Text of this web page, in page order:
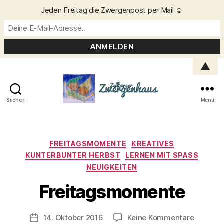
Suchen Menü
Kategorien
FREITAGSMOMENTE
KREATIVES
KUNTERBUNTER HERBST
LERNEN MIT SPASS
NEUIGKEITEN
Freitagsmomente
Beitragsautor
V
n
C
h
Veröffentlichungsdatum
14. Oktober 2016 Keine Kommentarezu
Jeden Freitag die Zwergenpost per Mail ☺️
▲